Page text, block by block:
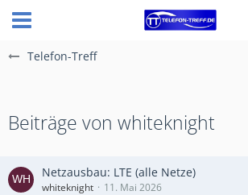
Telefon-Treff
Beiträge von whiteknight
Netzausbau: LTE (alle Netze)
whiteknight 11. Mai 2026